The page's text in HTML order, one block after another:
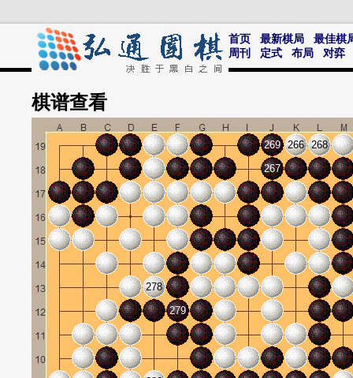
首页 最新棋局
最佳棋
周刊
定式 布局 对弈
棋谱查看
266
267
268
269
278
279